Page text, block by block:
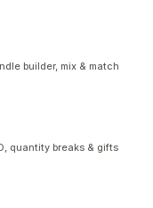
builder, mix & match
quantity breaks & gifts